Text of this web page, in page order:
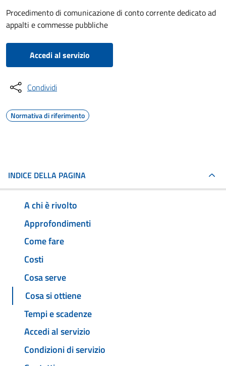
Procedimento di comunicazione di conto corrente dedicato ad
appalti e commesse pubbliche
Accedi al servizio
Condividi
Normativa di riferimento
INDICE DELLA PAGINA
A chi è rivolto
Approfondimenti
Come fare
Costi
Cosa serve
Cosa si ottiene
Tempi e scadenze
Accedi al servizio
Condizioni di servizio